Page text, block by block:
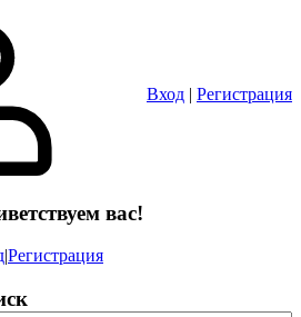
Вход | Регистрация
вас!
|Регистрация